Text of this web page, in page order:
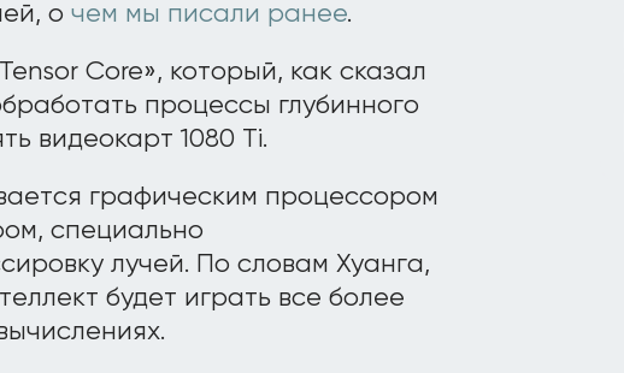
о чем мы писали ранее.
Core», который, как сказал
процессы глубинного
видеокарт 1080 Ti.
графическим процессором
специально
лучей. По словам Хуанга,
будет играть все более